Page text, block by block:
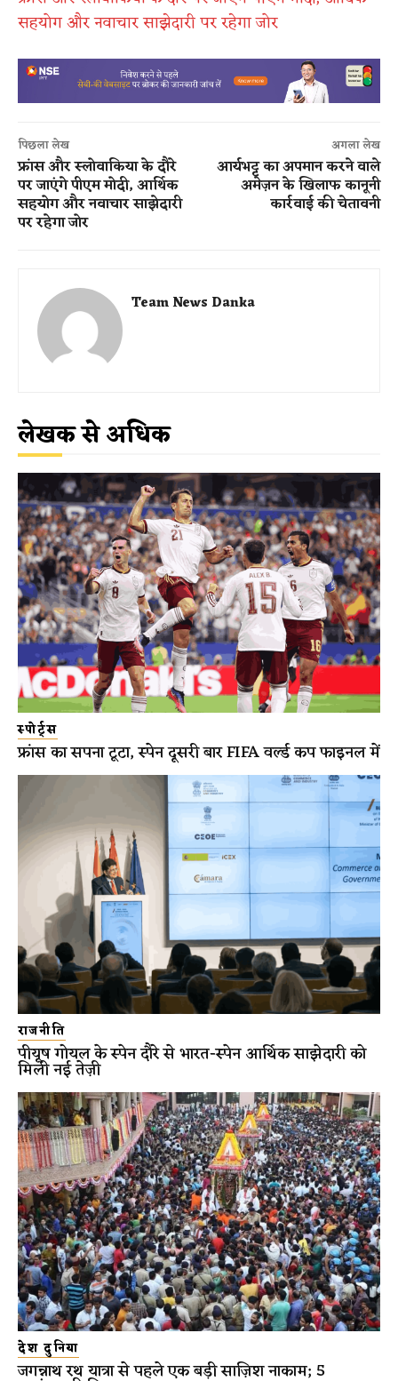
सहयोग और नवाचार साझेदारी पर रहेगा जोर
पिछला लेख
फ्रांस और स्लोवाकिया के दौरे
पर जाएंगे पीएम मोदी, आर्थिक
सहयोग और नवाचार साझेदारी
पर रहेगा जोर
अगला लेख
आर्यभट्ट का अपमान करने वाले
अमेज़न के खिलाफ कानूनी
कार्रवाई की चेतावनी
Team News Danka
लेखक से अधिक
स्पोर्ट्स
फ्रांस का सपना टूटा, स्पेन दूसरी बार FIFA वर्ल्ड कप फाइनल में
राजनीति
पीयूष गोयल के स्पेन दौरे से भारत-स्पेन आर्थिक साझेदारी को
मिली नई तेज़ी
देश दुनिया
जगन्नाथ रथ यात्रा से पहले एक बड़ी साज़िश नाकाम; 5